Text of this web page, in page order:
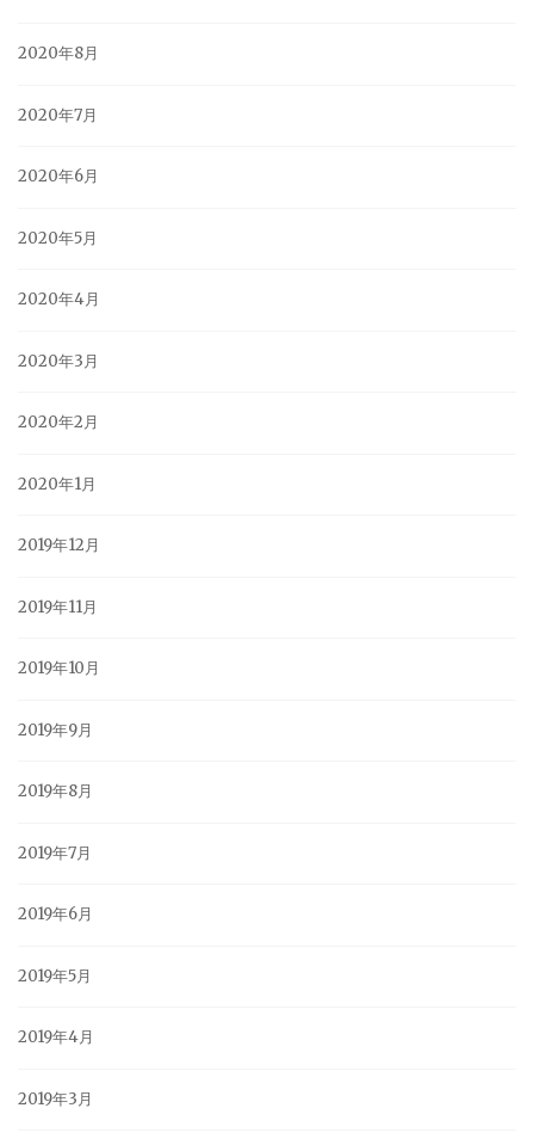
2020年8月
2020年7月
2020年6月
2020年5月
2020年4月
2020年3月
2020年2月
2020年1月
2019年12月
2019年11月
2019年10月
2019年9月
2019年8月
2019年7月
2019年6月
2019年5月
2019年4月
2019年3月